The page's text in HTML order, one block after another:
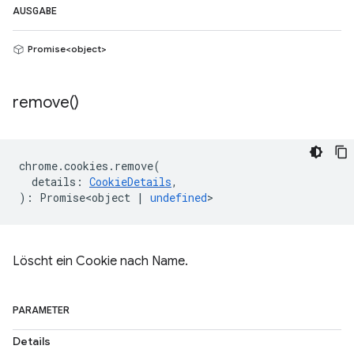
AUSGABE
Promise<object>
remove()
chrome.cookies . remove(
details : CookieDetails,
) : Promise<object | undefined>
Löscht ein Cookie nach Name.
PARAMETER
Details